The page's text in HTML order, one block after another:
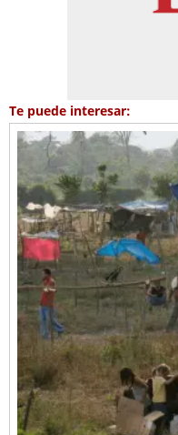
Te puede interesar: